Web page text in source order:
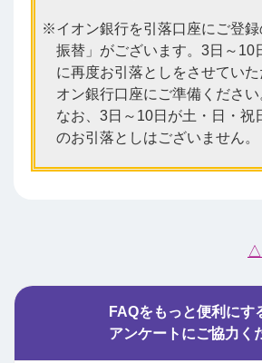
イオン銀行を引落口座にご登
振替」がございます。3日～10
に再度お引落としをさせてい
オン銀行口座にご準備ください
なお、3日～10日が土・日・祝
のお引落としはございません。
△
FAQをもっと便利にす
アンケートにご協力く